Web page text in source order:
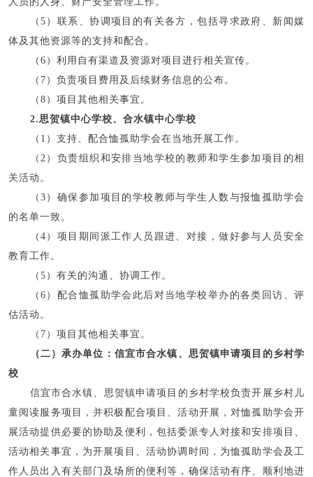
（5）联系、协调项目的有关各方，包括寻求政府、新闻媒
体及其他资源等的支持和配合。
（6）利用自有渠道及资源对项目进行相关宣传。
（7）负责项目费用及后续财务信息的公布。
（8）项目其他相关事宜。
2.思贺镇中心学校、合水镇中心学校
（1）支持、配合恤孤助学会在当地开展工作。
（2）负责组织和安排当地学校的教师和学生参加项目的相
关活动。
（3）确保参加项目的学校教师与学生人数与报恤孤助学会
的名单一致。
（4）项目期间派工作人员跟进、对接，做好参与人员安全
教育工作。
（5）有关的沟通、协调工作。
（6）配合恤孤助学会此后对当地学校举办的各类回访、评
估活动。
（7）项目其他相关事宜。
（二）承办单位：信宜市合水镇、思贺镇申请项目的乡村学
校
信宜市合水镇、思贺镇申请项目的乡村学校负责开展乡村儿
童阅读服务项目，并积极配合项目、活动开展，对恤孤助学会开
展活动提供必要的协助及便利，包括委派专人对接和安排项目、
活动相关事宜，为开展项目、活动协调时间，为恤孤助学会及工
作人员出入有关部门及场所的便利等，确保活动有序、顺利地进